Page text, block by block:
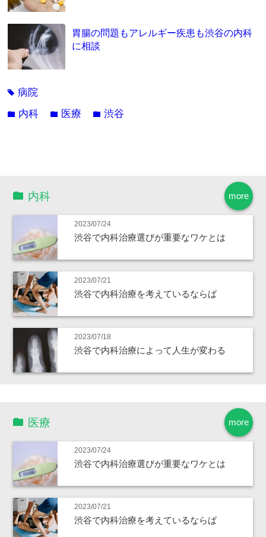
胃腸の問題もアレルギー疾患も渋谷の内科
に相談
tag病院
folder 内科 folder 医療 folder渋谷
more
内科
2023/07/24
渋谷で内科治療選びが重要なワケとは
2023/07/21
渋谷で内科治療を考えているならば
2023/07/18
渋谷で内科治療によって人生が変わる
more
医療
2023/07/24
渋谷で内科治療選びが重要なワケとは
2023/07/21
渋谷で内科治療を考えているならば